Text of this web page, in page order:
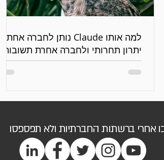
למה אותו Claude נותן לחברה אחת
יתרון תחרותי ולחברה אחרת תשובות
גנריות?
אחרי ברשתות החברתיות ולא תפספסו